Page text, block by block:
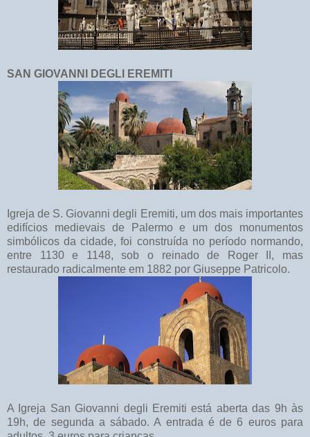
SAN GIOVANNI DEGLI EREMITI
Igreja de S. Giovanni degli Eremiti, um dos mais importantes
edifícios medievais de Palermo e um dos monumentos
simbólicos da cidade, foi construída no período normando,
entre 1130 e 1148, sob o reinado de Roger II, mas
restaurado radicalmente em 1882 por Giuseppe Patricolo.
A Igreja San Giovanni degli Eremiti está aberta das 9h às
19h, de segunda a sábado. A entrada é de 6 euros para